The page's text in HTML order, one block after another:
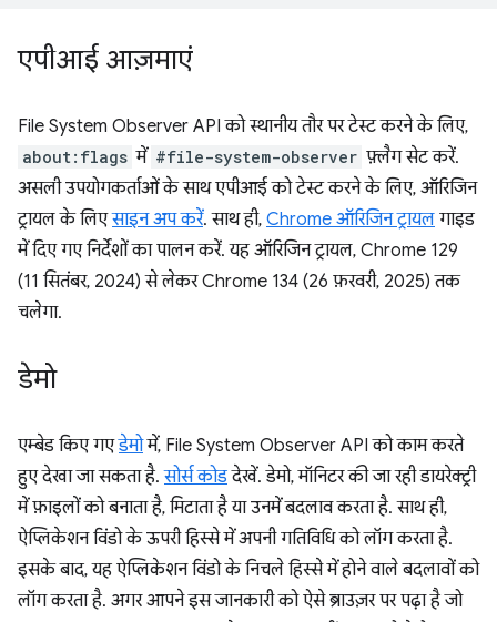
एपीआई आज़माएं
File System Observer API को स्थानीय तौर पर टेस्ट करने के लिए,
about:flags में #file-system-observer फ़्लैग सेट करें.
असली उपयोगकर्ताओं के साथ एपीआई को टेस्ट करने के लिए, ऑरिजिन
ट्रायल के लिएसाइन अप करें. साथ ही, Chrome ऑरिजिन ट्रायल गाइड
में दिए गए निर्देशों का पालन करें. यह ऑरिजिन ट्रायल, Chrome 129
(11 सितंबर, 2024) से लेकर Chrome 134 (26 फ़रवरी, 2025) तक
चलेगा.
डेमो
एम्बेड किए गएडेमोमें, File System Observer API को काम करते
हुए देखा जा सकता है.सोर्स कोडदेखें. डेमो, मॉनिटर की जा रही डायरेक्ट्री
में फ़ाइलों को बनाता है, मिटाता है या उनमें बदलाव करता है. साथ ही,
ऐप्लिकेशन विंडो के ऊपरी हिस्से में अपनी गतिविधि को लॉग करता है.
इसके बाद, यह ऐप्लिकेशन विंडो के निचले हिस्से में होने वाले बदलावों को
लॉग करता है. अगर आपने इस जानकारी को ऐसे ब्राउज़र पर पढ़ा है जो